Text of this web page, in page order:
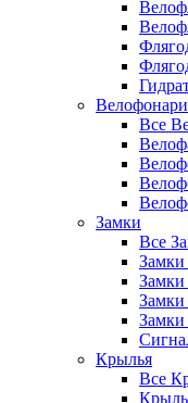
Все
Замки
Все
Замки
Замки
Замки
Крылья
Все